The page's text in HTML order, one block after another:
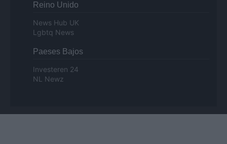
Reino Unido
News Hub UK
Lgbtq News
Paeses Bajos
Investeren 24
NL Newz